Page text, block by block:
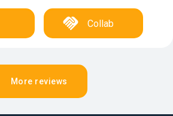
Collab
More reviews